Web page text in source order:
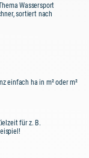
Wassersport
sortiert nach
einfach ha in m² oder m²
für z. B.